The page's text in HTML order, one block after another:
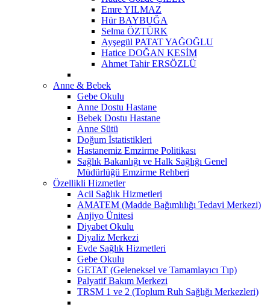
Emre YILMAZ
Hür BAYBUĞA
Selma ÖZTÜRK
Ayşegül PATAT YAĞOĞLU
Hatice DOĞAN KESİM
Ahmet Tahir ERSÖZLÜ
Anne & Bebek
Gebe Okulu
Anne Dostu Hastane
Bebek Dostu Hastane
Anne Sütü
Doğum İstatistikleri
Hastanemiz Emzirme Politikası
Sağlık Bakanlığı ve Halk Sağlığı Genel
Müdürlüğü Emzirme Rehberi
Özellikli Hizmetler
Acil Sağlık Hizmetleri
AMATEM (Madde Bağımlılığı Tedavi Merkezi)
Anjiyo Ünitesi
Diyabet Okulu
Diyaliz Merkezi
Evde Sağlık Hizmetleri
Gebe Okulu
GETAT (Geleneksel ve Tamamlayıcı Tıp)
Palyatif Bakım Merkezi
TRSM 1 ve 2 (Toplum Ruh Sağlığı Merkezleri)